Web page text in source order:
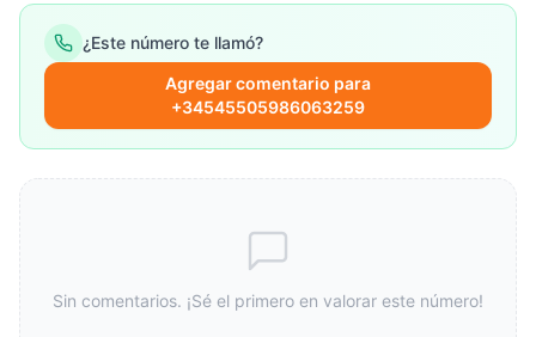
¿Este número te llamó?
Agregar comentario para
+34545505986063259
Sin comentarios. ¡Sé el primero en valorar este número!